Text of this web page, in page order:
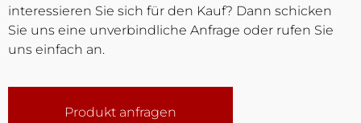
interessieren Sie sich für den Kauf? Dann schicken
Sie uns eine unverbindliche Anfrage oder rufen Sie
uns einfach an.
Produkt anfragen